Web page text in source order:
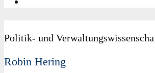
Politik- und
Robin Hering